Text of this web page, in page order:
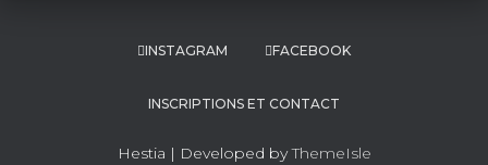
INSTAGRAM FACEBOOK
INSCRIPTIONS ET CONTACT
Hestia | Developed byThemeIsle